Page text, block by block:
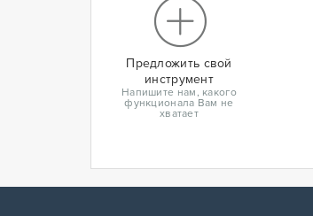
Предложить свой
инструмент
Напишите нам, какого
функционала Вам не
хватает